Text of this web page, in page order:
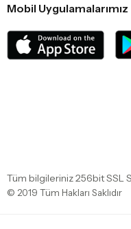
Mobil Uygulamalarımız
Tüm bilgileriniz 256bit SSL
© 2019 Tüm Hakları Saklıdır